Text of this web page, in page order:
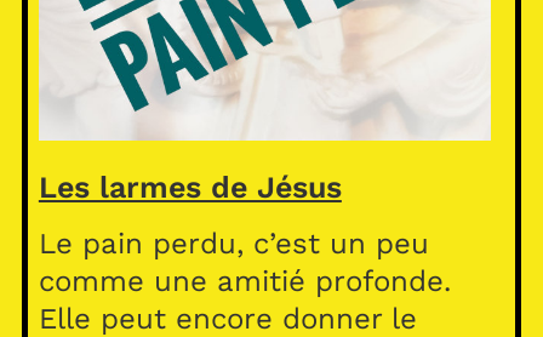
Les larmes de Jésus
Le pain perdu, c’est un peu
comme une amitié profonde.
Elle peut encore donner le